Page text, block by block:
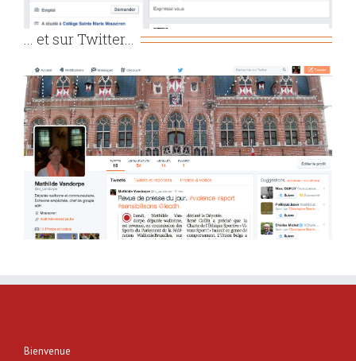
... et sur Twitter...
Bienvenue